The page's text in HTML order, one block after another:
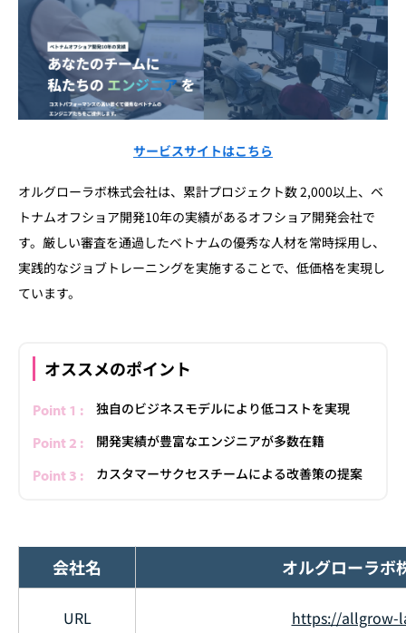
サービスサイトはこちら
オルグローラボ株式会社は、累計プロジェクト数 2,000以上、ベ
トナムオフショア開発10年の実績があるオフショア開発会社で
す。厳しい審査を通過したベトナムの優秀な人材を常時採用し、
実践的なジョブトレーニングを実施することで、低価格を実現し
ています。
オススメのポイント
独自のビジネスモデルにより低コストを実現
開発実績が豊富なエンジニアが多数在籍
カスタマーサクセスチームによる改善策の提案
会社名 オルグローラボ
URL https://allgrow-